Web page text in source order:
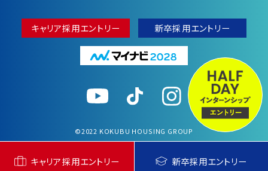
キャリア採用エントリー 新卒採用エントリー
キャリア採用エントリー 新卒採用エントリー
©2022 KOKUBU HOUSING GROUP